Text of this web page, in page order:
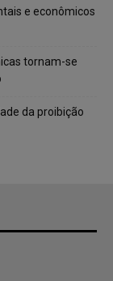
e econômicos
tornam-se
da proibição